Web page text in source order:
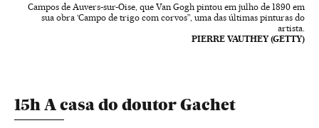
Campos de Auvers-sur-Oise, que Van Gogh pintou em julho de 1890 em
sua obra ‘Campo de trigo com corvos”, uma das últimas pinturas do
artista.
PIERRE VAUTHEY (GETTY)
15h A casa do doutor Gachet